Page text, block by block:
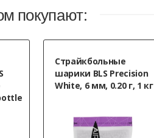
покупают:
Страйкбольные
шарики BLS Precision
White, 6 мм, 0.20 г, 1 кг